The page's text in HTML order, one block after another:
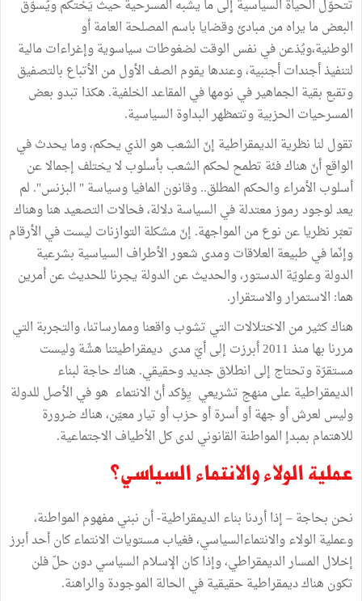
تتحوّل الحياة السياسية إلى ما يشبه المسرحية حيث يَحْتكم ويُسوّق
البعض ما يراه من مبادئ وقضايا باسم المصلحة العامة أو
الوطنية،ويُذعن في نفس الوقت لضغوطات سياسوية وإغراءات مالية
لتنفيذ أجندات أجنبية، وعندها يقوم الصف الأول من الأتباع بالتصفيق
وتقبع بقية الجماهير في نومها في المقاعد الخلفية. هكذا تبدو بعض
المسرحيات الحزبية وتتمظهر البداوة السياسية.
تقول لنا نظرية الديمقراطية إنّ الشعب هو الذي يحكم، وما يحدث في
الواقع أنّ هناك فئة تطمح لحكم الشعب بأسلوب لا يختلف إجمالا عن
أسلوب الأمراء والحكم المطلق.. وقانون المافيا وسياسة " البزنس". لم
يعد لوجود رموز معتدلة في السياسة دلالة، فحالات التصعيد هنا وهناك
تعبّر نظريا عن نوع من المواجهة. إنّ مشكلة التوازنات ليست في الأرقام
وإنّما في طبيعة العلاقات ومدى شعور الأطراف السياسية بشرعية
الدولة وعلويّة الدستور، والحديث عن الدولة يجرنا للحديث عن أمرين
هما: الاستمرار والاستقرار.
هناك كثير من الاختلالات التي تشوب واقعنا وممارساتنا، والتجربة التي
مررنا بها منذ 2011 أبرزت إلى أيّ مدى ديمقراطيتنا هشّة وليست
مستقرّة وتحتاج إلى انطلاق جديد وحقيقي. هناك حاجة لبناء
الديمقراطية على منهج تشريعي يِؤكد أنّ الانتماء هو في الأصل للدولة
وليس لعرش أو جهة أو أسرة أو حزب أو تيار معيّن، هناك ضرورة
للاهتمام بمبدإ المواطنة القانوني لدى كل الأطياف الاجتماعية.
عملية الولاء والانتماء السياسي؟
نحن بحاجة – إذا أردنا بناء الديمقراطية- أن نبني مفهوم المواطنة،
وعملية الولاء والانتماءالسياسي، فغياب مستويات الانتماء كان أحد أبرز
إخلال المسار الديمقراطي، وإذا كان الإسلام السياسي دون حلّ فلن
تكون هناك ديمقراطية حقيقية في الحالة الموجودة والراهنة.